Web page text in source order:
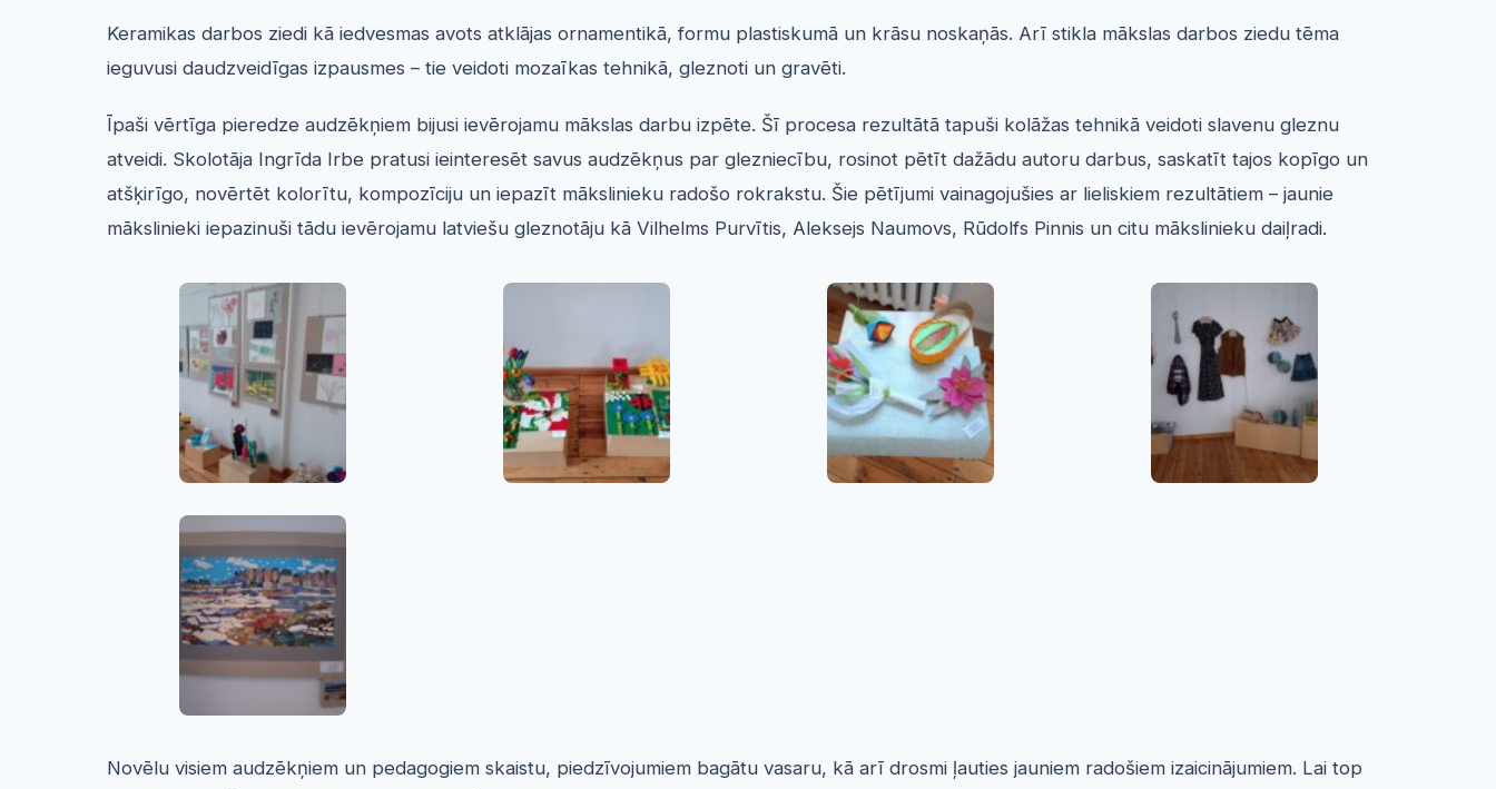
Keramikas darbos ziedi kā iedvesmas avots atklājas ornamentikā, formu plastiskumā un krāsu noskaņās. Arī stikla mākslas darbos ziedu tēma
ieguvusi daudzveidīgas izpausmes – tie veidoti mozaīkas tehnikā, gleznoti un gravēti.
Īpaši vērtīga pieredze audzēkņiem bijusi ievērojamu mākslas darbu izpēte. Šī procesa rezultātā tapuši kolāžas tehnikā veidoti slavenu gleznu
atveidi. Skolotāja Ingrīda Irbe pratusi ieinteresēt savus audzēkņus par glezniecību, rosinot pētīt dažādu autoru darbus, saskatīt tajos kopīgo un
atšķirīgo, novērtēt kolorītu, kompozīciju un iepazīt mākslinieku radošo rokrakstu. Šie pētījumi vainagojušies ar lieliskiem rezultātiem – jaunie
mākslinieki iepazinuši tādu ievērojamu latviešu gleznotāju kā Vilhelms Purvītis, Aleksejs Naumovs, Rūdolfs Pinnis un citu mākslinieku daiļradi.
Novēlu visiem audzēkņiem un pedagogiem skaistu, piedzīvojumiem bagātu vasaru, kā arī drosmi ļauties jauniem radošiem izaicinājumiem. Lai top